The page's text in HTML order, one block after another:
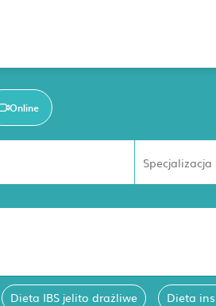
Online
Dieta IBS jelito drażliwe Dieta